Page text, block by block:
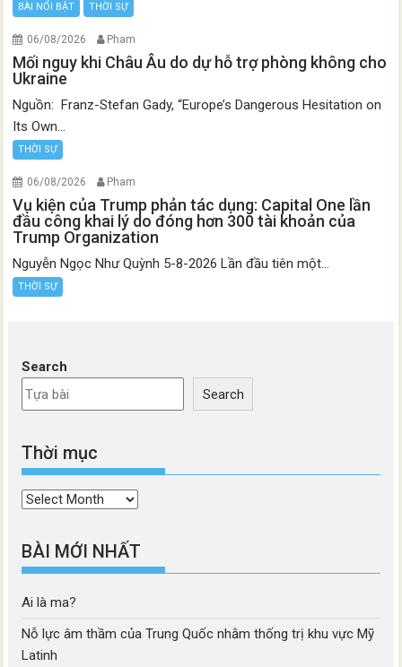
BÀI NỔI BẬT THỜI SỰ
06/08/2026 Pham
Mối nguy khi Châu Âu do dự hỗ trợ phòng không cho
Ukraine
Nguồn: Franz-Stefan Gady, “Europe’s Dangerous Hesitation on
Its Own...
THỜI SỰ
06/08/2026 Pham
Vụ kiện của Trump phản tác dụng: Capital One lần
đầu công khai lý do đóng hơn 300 tài khoản của
Trump Organization
Nguyễn Ngọc Như Quỳnh 5-8-2026 Lần đầu tiên một...
THỜI SỰ
Search
Search
Thời mục
Thời
BÀI MỚI NHẤT
Ai là ma?
Nỗ lực âm thầm của Trung Quốc nhằm thống trị khu vực Mỹ
Latinh